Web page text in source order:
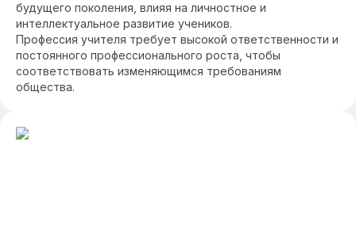
будущего поколения, влияя на личностное и
интеллектуальное развитие учеников.
Профессия учителя требует высокой ответственности и
постоянного профессионального роста, чтобы
соответствовать изменяющимся требованиям
общества.